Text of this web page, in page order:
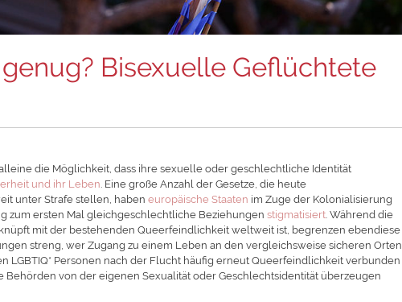
Bisexuelle Geflüchtete
die Möglichkeit, dass ihre sexuelle oder geschlechtliche Identität
und ihr Leben. Eine große Anzahl der Gesetze, die heute
unter Strafe stellen, habeneuropäische Staaten im Zuge der Kolonialisierung
zum ersten Mal gleichgeschlechtliche Beziehungenstigmatisiert. Während die
mit der bestehenden Queerfeindlichkeit weltweit ist, begrenzen ebendiese
streng, wer Zugang zu einem Leben an den vergleichsweise sicheren Orten
LGBTIQ* Personen nach der Flucht häufig erneut Queerfeindlichkeit verbunden
Behörden von der eigenen Sexualität oder Geschlechtsidentität überzeugen